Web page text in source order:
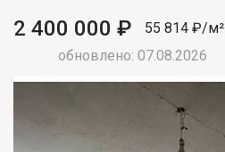
2 400 000 ₽
55 814 ₽/м²
обновлено: 07.08.2026